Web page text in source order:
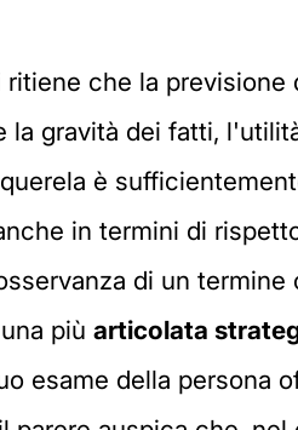
ritiene che la previsione
la gravità dei fatti,
è
in termini di
di un
più articolata
esame della persona